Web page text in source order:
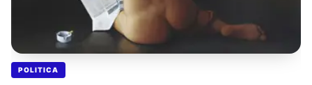
POLITICA